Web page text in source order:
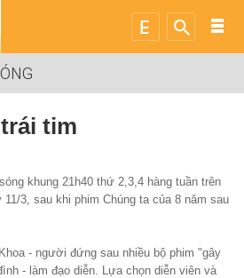
tim
khung 21h40 thứ 2,3,4 hàng tuần trên
3, sau khi phim Chúng ta của 8 năm sau
- người đứng sau nhiều bộ phim "gây
- làm đạo diễn. Lựa chọn diễn viên và